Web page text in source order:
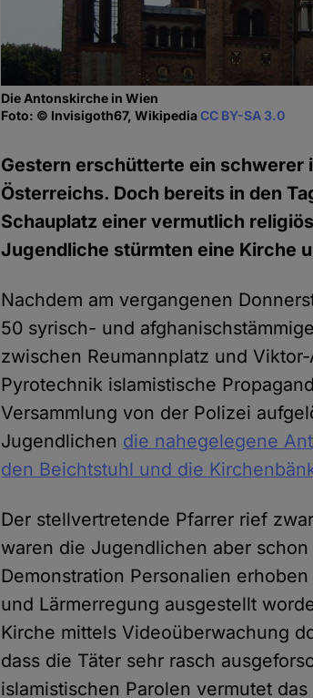
Die Antonskirche in Wien
Foto: © Invisigoth67, WikipediaCC BY-SA 3.0
Gestern erschütterte ein schwerer
Österreichs. Doch bereits in den
Schauplatz einer vermutlich
Jugendliche stürmten eine Kirche
Nachdem am vergangenen
50 syrisch- und
zwischen Reumannplatz und
Pyrotechnik islamistische
Versammlung von der Polizei
Jugendlichen die nahegelegene
den Beichtstuhl und die
Der stellvertretende Pfarrer rief
waren die Jugendlichen aber
Demonstration Personalien
und Lärmerregung ausgestellt
Kirche mittels Videoüberwachung
dass die Täter sehr rasch
islamistischen Parolen vermutet